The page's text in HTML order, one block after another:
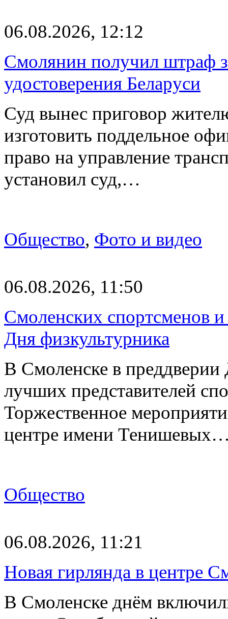
06.08.2026, 12:12
Смолянин получил штраф
удостоверения Беларуси
Суд вынес приговор
изготовить поддельное
право на управление
установил суд,…
Общество, Фото и видео
06.08.2026, 11:50
Смоленских спортсменов
Дня физкультурника
В Смоленске в преддверии
лучших представителей
Торжественное
центре имени
Общество
06.08.2026, 11:21
Новая гирлянда в центре
В Смоленске днём